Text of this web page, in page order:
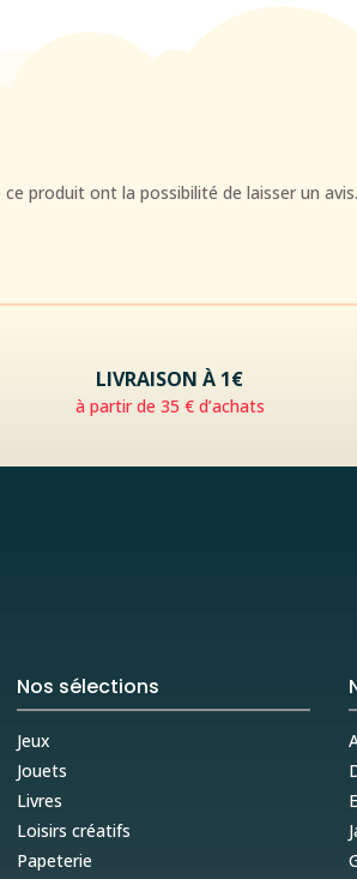
produit ont la possibilité de laisser un avis.
LIVRAISON À 1€
à partir de 35 € d’achats
Nos sélections
Jeux
Jouets
Livres
Loisirs créatifs
Papeterie